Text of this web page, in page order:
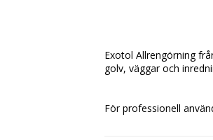
Exotol Allrengörning
golv, väggar och
För professionell